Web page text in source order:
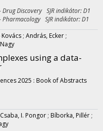
Discovery SJR indikátor: D1
SJR indikátor: D1
Kovács ; András, Ecker ;
using a data-
2025 : Book of Abstracts
Csaba, I. Pongor ; Bíborka, Pillér ;